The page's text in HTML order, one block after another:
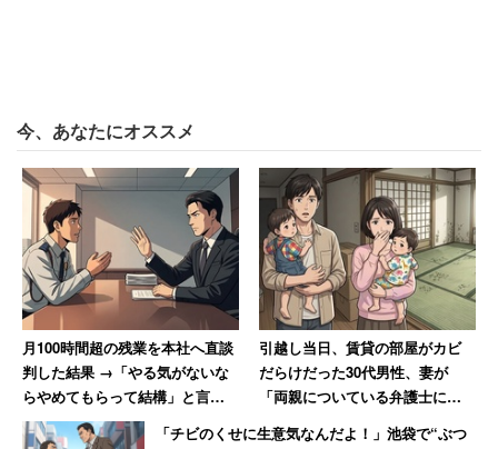
ろ、全体では「非常にそう思う」（11.3％）と「まあそう
思う」（37.8％）を合わせて49.1％が影響があると答えて
いる。
影響があると答えた491人によい影響か悪い影響か聞いた
ところ、「非常によい影響」「まあよい影響」は合わせて
41.8％だった。「非常によくない影響」「あまりよくない
影響」は47.9％でよい影響を上回った。
受け入れ拡大に当たって、技能レベルや職種・業種に制限
今、あなたにオススメ
月100時間超の残業を本社へ直談
判した結果 →「やる気がないな
らやめてもらって結構」と言わ
れた男性
引越し当日、賃貸の部屋がカビ
だらけだった30代男性、妻が
「両親についている弁護士に相
談しますね」と反撃した結果
「チビのくせに生意気なんだよ！」池袋で“ぶつ